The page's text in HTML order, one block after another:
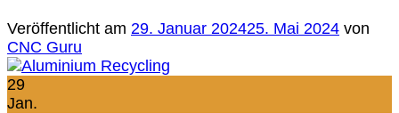
Veröffentlicht am 29. Januar 202425. Mai 2024 von
CNC Guru
29
Jan.